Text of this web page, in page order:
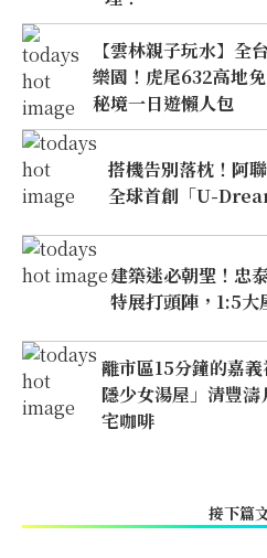
【雲林親子玩水】全
樂園！虎尾632高地
秘境一日遊懶人包
搭機告別落枕！阿
全球首創「U-
建築迷必朝聖！忠
特展打頭陣，1:5
離市區15分鐘的嘉
隱少女湯屋」清豐
宅咖啡
接下篇